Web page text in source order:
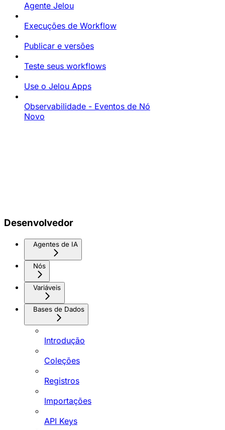
Agente Jelou
Execuções de Workflow
Publicar e versões
Teste seus workflows
Use o Jelou Apps
Observabilidade - Eventos de Nó
Novo
Desenvolvedor
Agentes de IA
Nós
Variáveis
Bases de Dados
Introdução
Coleções
Registros
Importações
API Keys